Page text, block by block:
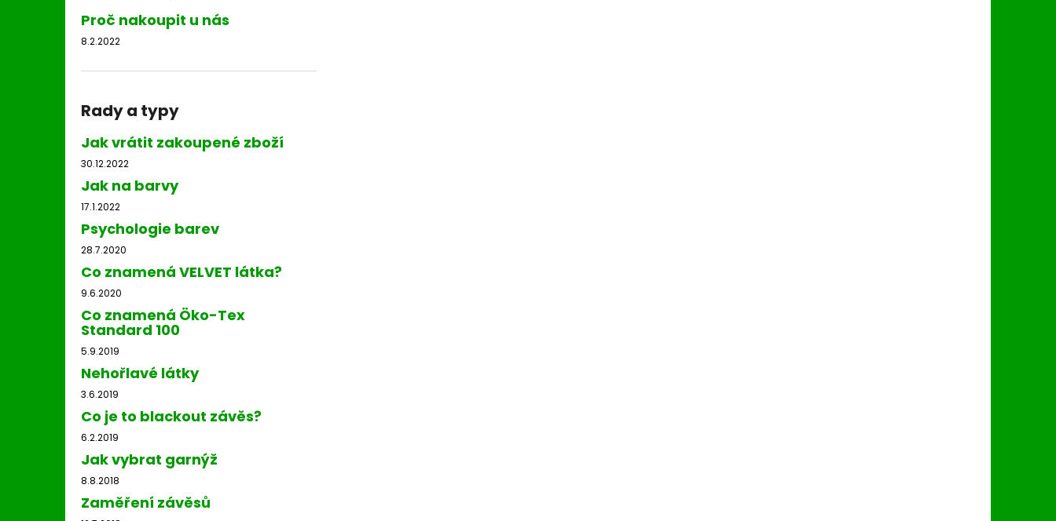
Proč nakoupit u nás
8.2.2022
Rady a typy
Jak vrátit zakoupené zboží
30.12.2022
Jak na barvy
17.1.2022
Psychologie barev
28.7.2020
Co znamená VELVET látka?
9.6.2020
Co znamená Öko-Tex
Standard 100
5.9.2019
Nehořlavé látky
3.6.2019
Co je to blackout závěs?
6.2.2019
Jak vybrat garnýž
8.8.2018
Zaměření závěsů